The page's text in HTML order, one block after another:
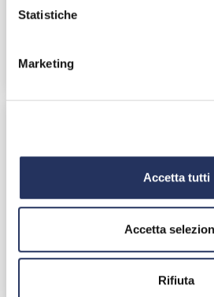
Statistiche
Marketing
Accetta tutti
Accetta
Rifiuta
20 OTTOBRE 2022
Osservatorio Assocasa - 8